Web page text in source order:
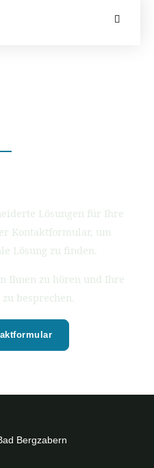
Lösungen für Ihre
Kontaktformular, um
Lösung zu finden.
Ihnen zu hören und Ihre
besprechen.
Bergzabern